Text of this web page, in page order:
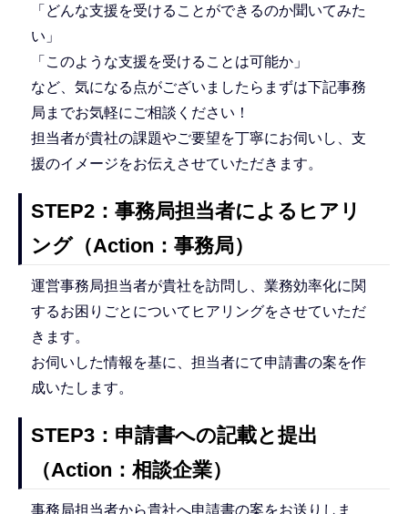
「どんな支援を受けることができるのか聞いてみた
い」
「このような支援を受けることは可能か」
など、気になる点がございましたらまずは下記事務
局までお気軽にご相談ください！
担当者が貴社の課題やご要望を丁寧にお伺いし、支
援のイメージをお伝えさせていただきます。
STEP2：事務局担当者によるヒアリ
ング（Action：事務局）
運営事務局担当者が貴社を訪問し、業務効率化に関
するお困りごとについてヒアリングをさせていただ
きます。
お伺いした情報を基に、担当者にて申請書の案を作
成いたします。
STEP3：申請書への記載と提出
（Action：相談企業）
事務局担当者から貴社へ申請書の案をお送りしま